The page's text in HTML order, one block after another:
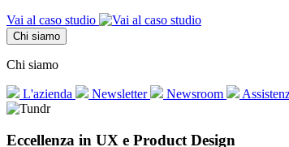
Vai al caso studio
Chi siamo
Chi siamo
L'azienda Newsletter Newsroom
Eccellenza in UX e Product Design